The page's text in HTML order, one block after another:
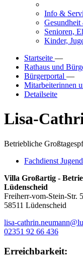
Info &
Gesundheit
Senioren,
Kinder,
Startseite —
Rathaus und
Bürgerportal —
Mitarbeiterinnen
Detailseite
Lisa-
Betriebliche
Fachdienst
Villa Großartig -
Lüdenscheid
Freiherr-vom-Stein-Str.
58511 Lüdenscheid
lisa-
02351 92 66 436
Erreichbarkeit: